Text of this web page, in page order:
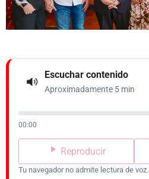
Escuchar contenido
Aproximadamente 5 min
00:00
Reproducir
Tu navegador no admite lectura de voz.